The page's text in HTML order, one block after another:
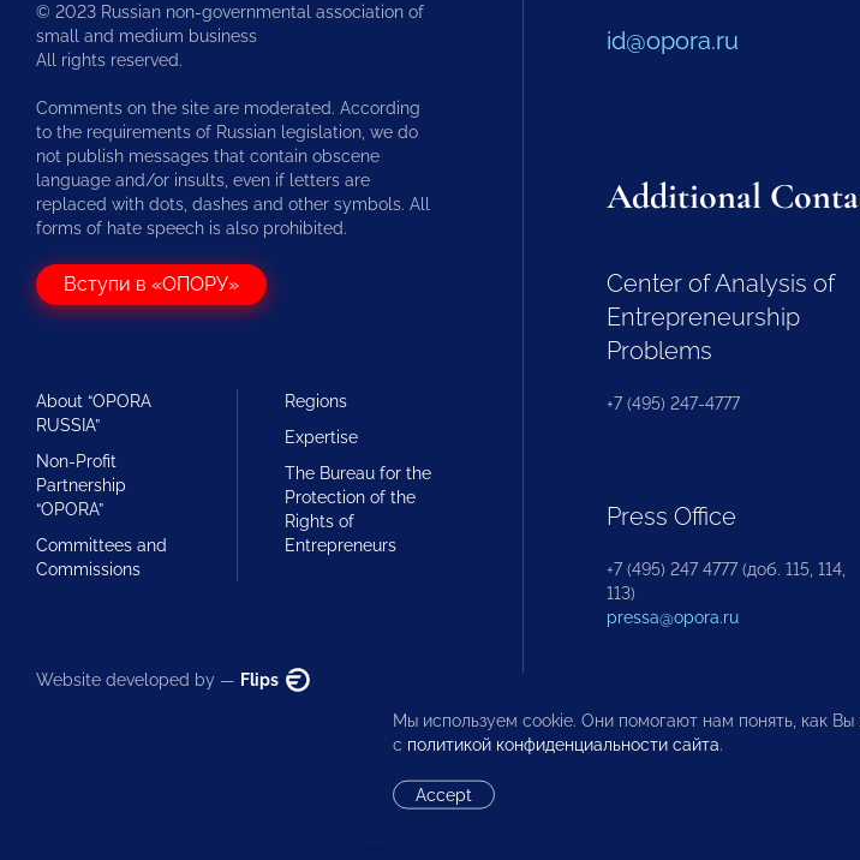
© 2023 Russian non-governmental association of
small and medium business
All rights reserved.
Comments on the site are moderated. According
to the requirements of Russian legislation, we do
not publish messages that contain obscene
language and/or insults, even if letters are
replaced with dots, dashes and other symbols. All
forms of hate speech is also prohibited.
Вступи в «ОПОРУ»
About “OPORA
RUSSIA”
Non-Profit
Partnership
“OPORA”
Committees and
Commissions
Regions
Expertise
The Bureau for the
Protection of the
Rights of
Entrepreneurs
Website developed by — Flips
id@opora.ru
Additional
Center of Analysis of
Entrepreneurship
Problems
+7 (495) 247-4777
Press Office
+7 (495) 247 4777 (доб. 115, 114,
113)
pressa@opora.ru
Мы используем cookie. Они помогают нам понять, как Вы
с политикой конфиденциальности сайта.
Accept